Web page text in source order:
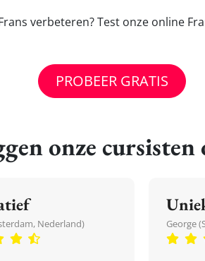
verbeteren? Test onze online
PROBEER GRATIS
onze cursisten
Nederland) George